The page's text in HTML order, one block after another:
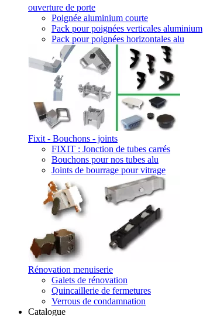
ouverture de porte
Poignée aluminium courte
Pack pour poignées verticales aluminium
Pack pour poignées horizontales alu
Fixit - Bouchons - joints
FIXIT : Jonction de tubes carrés
Bouchons pour nos tubes alu
Joints de bourrage pour vitrage
Rénovation menuiserie
Galets de rénovation
Quincaillerie de fermetures
Verrous de condamnation
Catalogue